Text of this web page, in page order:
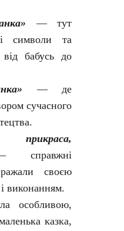
— тут
символи та
від бабусь до
— де
сучасного
своєю
виконанням.
особливою,
казка,